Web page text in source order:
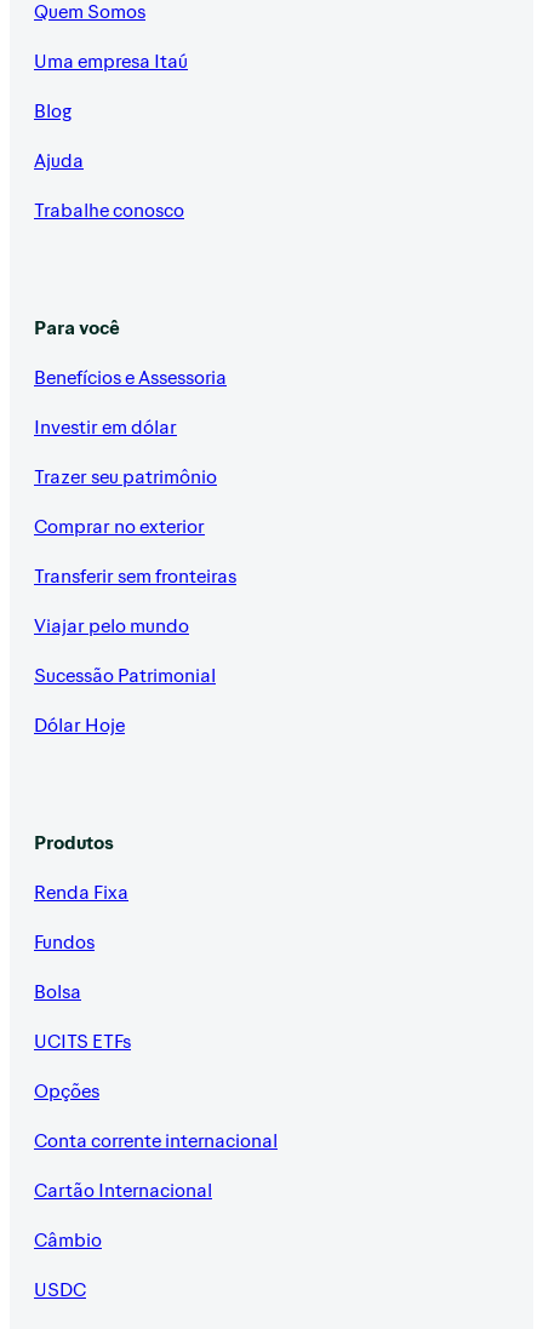
Quem Somos
Uma empresa Itaú
Blog
Ajuda
Trabalhe conosco
Para você
Benefícios e Assessoria
Investir em dólar
Trazer seu patrimônio
Comprar no exterior
Transferir sem fronteiras
Viajar pelo mundo
Sucessão Patrimonial
Dólar Hoje
Produtos
Renda Fixa
Fundos
Bolsa
UCITS ETFs
Opções
Conta corrente internacional
Cartão Internacional
Câmbio
USDC